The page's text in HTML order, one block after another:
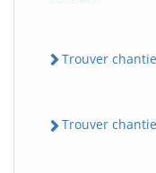
Trouver
Trouver